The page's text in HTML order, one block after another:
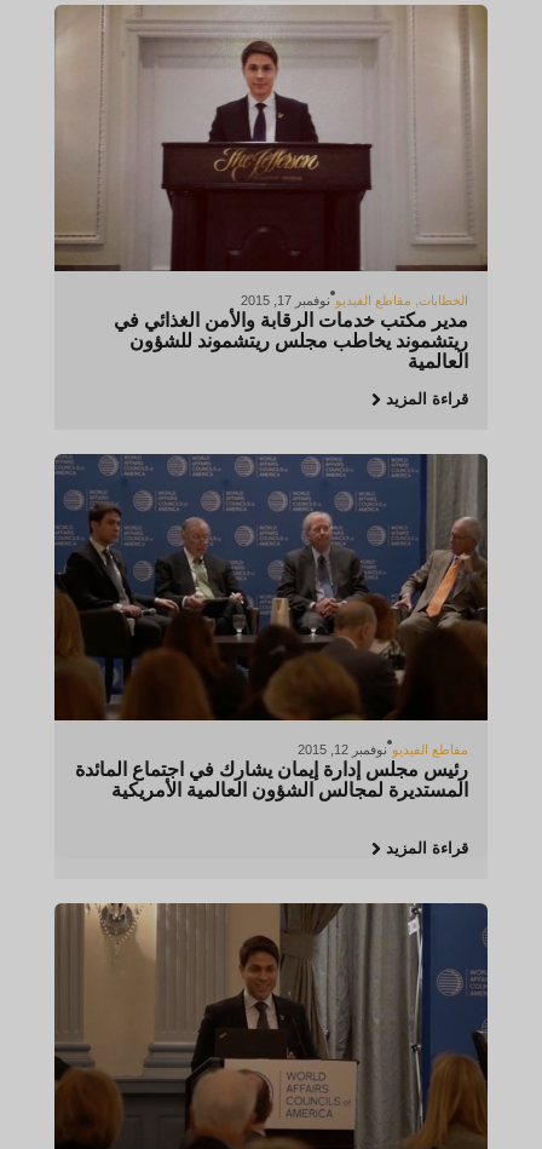
الخطابات, مقاطع الفيديو نوفمبر 17, 2015
مدير مكتب خدمات الرقابة والأمن الغذائي في
ريتشموند يخاطب مجلس ريتشموند للشؤون
العالمية
قراءة المزيد
مقاطع الفيديو نوفمبر 12, 2015
رئيس مجلس إدارة إيمان يشارك في اجتماع المائدة
المستديرة لمجالس الشؤون العالمية الأمريكية
قراءة المزيد